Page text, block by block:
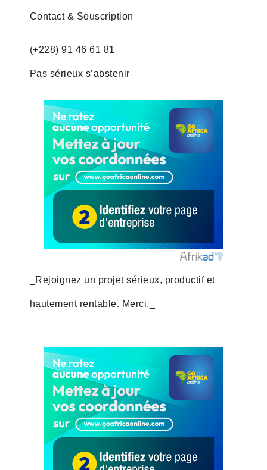
Contact & Souscription
(+228) 91 46 61 81
Pas sérieux s’abstenir
_Rejoignez un projet sérieux, productif et
hautement rentable. Merci._